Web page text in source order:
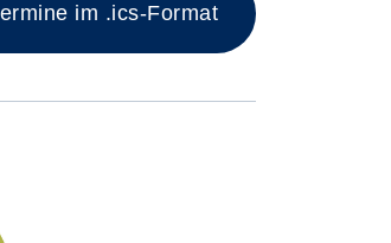
im .ics-Format